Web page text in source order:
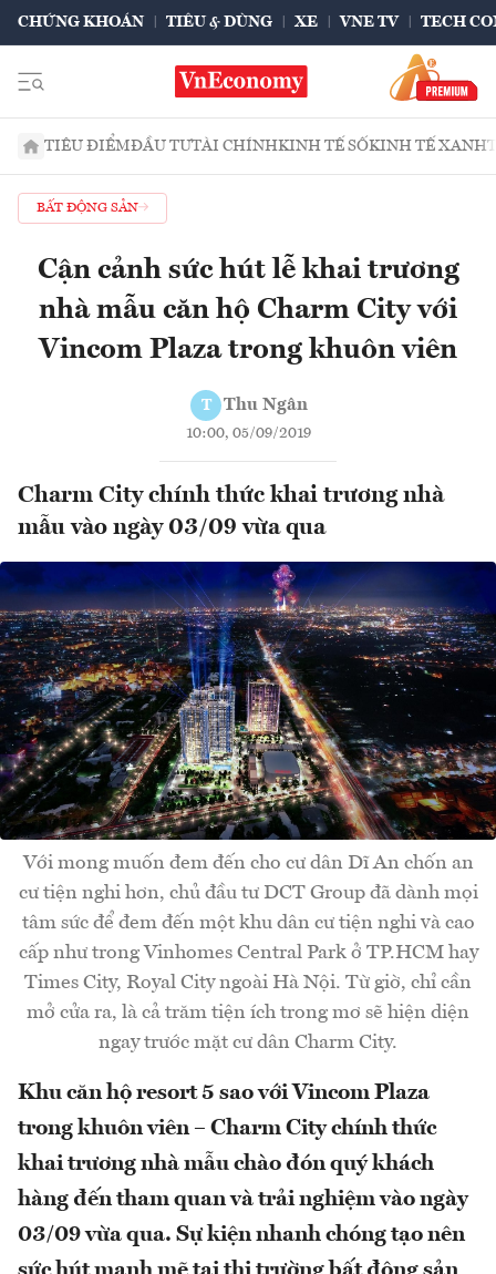
CHỨNG KHOÁN TIÊU & DÙNG XE VNE TV TECH
TIÊU ĐIỂMĐẦU TƯTÀI CHÍNHKINH TẾ SỐKINH TẾ XANH
BẤT ĐỘNG SẢN
Cận cảnh sức hút lễ khai trương
nhà mẫu căn hộ Charm City với
Vincom Plaza trong khuôn viên
T Thu Ngân
10:00, 05/09/2019
Charm City chính thức khai trương nhà
mẫu vào ngày 03/09 vừa qua
Với mong muốn đem đến cho cư dân Dĩ An chốn an
cư tiện nghi hơn, chủ đầu tư DCT Group đã dành mọi
tâm sức để đem đến một khu dân cư tiện nghi và cao
cấp như trong Vinhomes Central Park ở TP.HCM hay
Times City, Royal City ngoài Hà Nội. Từ giờ, chỉ cần
mở cửa ra, là cả trăm tiện ích trong mơ sẽ hiện diện
ngay trước mặt cư dân Charm City.
Khu căn hộ resort 5 sao với Vincom Plaza
trong khuôn viên – Charm City chính thức
khai trương nhà mẫu chào đón quý khách
hàng đến tham quan và trải nghiệm vào ngày
03/09 vừa qua. Sự kiện nhanh chóng tạo nên